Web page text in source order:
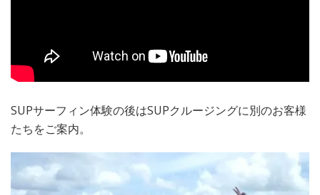
SUPサーフィン体験の後はSUPクルージングに別のお客様
たちをご案内。